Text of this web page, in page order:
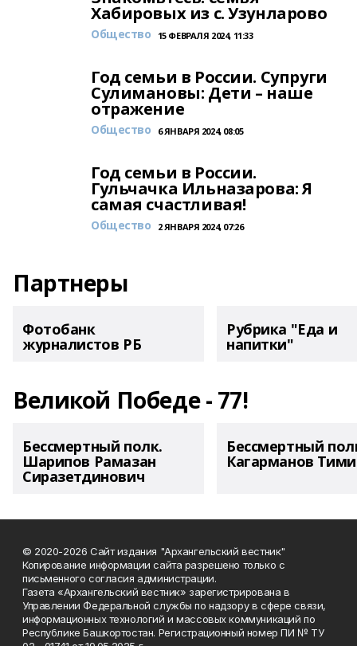
Хабировых из с. Узунларово
Общество 15 ФЕВРАЛЯ 2024, 11:33
Год семьи в России. Супруги
Сулимановы: Дети – наше
отражение
Общество 6 ЯНВАРЯ 2024, 08:05
Год семьи в России.
Гульчачка Ильназарова: Я
самая счастливая!
Общество 2 ЯНВАРЯ 2024, 07:26
Партнеры
Фотобанк
журналистов РБ
Рубрика "Еда и
напитки"
Великой Победе - 77!
Бессмертный полк.
Шарипов Рамазан
Сиразетдинович
Бессмертный
Кагарманов
© 2020-2026 Сайт издания "Архангельский вестник"
Копирование информации сайта разрешено только с
письменного согласия администрации.
Газета «Архангельский вестник» зарегистрирована в
Управлении Федеральной службы по надзору в сфере связи,
информационных технологий и массовых коммуникаций по
Республике Башкортостан. Регистрационный номер ПИ № ТУ